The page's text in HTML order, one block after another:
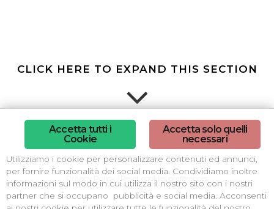
CLICK HERE TO EXPAND THIS SECTION
quick view
© Copyright B-arch 2018
Privacy Policy Reset cookies preferences
Accetta solo quelli
necessari
Accetta tutti i
Cookie
Utilizziamo i cookie per personalizzare contenuti ed annunci,
per fornire funzionalità dei social media. Condividiamo inoltre
informazioni sul modo in cui utilizza il nostro sito con i nostri
partner che si occupano pubblicità e social media. Acconsenti